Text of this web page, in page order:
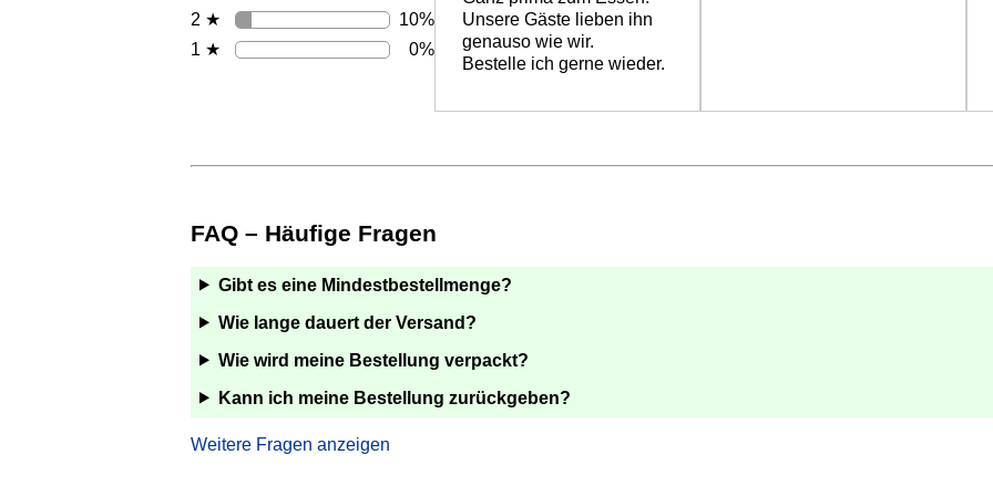
2 ★
10%
1 ★
0%
Unsere Gäste lieben ihn
genauso wie wir.
Bestelle ich gerne wieder.
FAQ – Häufige Fragen
Gibt es eine Mindestbestellmenge?
Wie lange dauert der Versand?
Wie wird meine Bestellung verpackt?
Kann ich meine Bestellung zurückgeben?